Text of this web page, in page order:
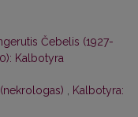
Čebelis (1927-
Kalbotyra
Kalbotyra: